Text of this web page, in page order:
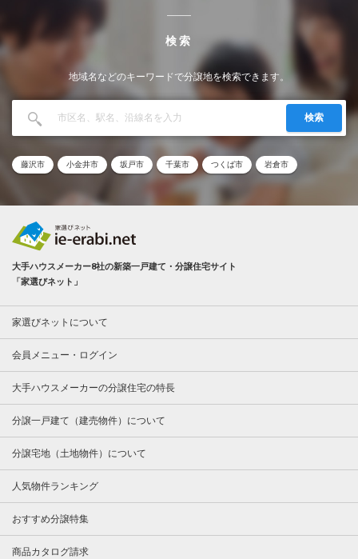
検索
地域名などのキーワードで分譲地を検索できます。
検索
藤沢市 小金井市 坂戸市 千葉市 つくば市 岩倉市
大手ハウスメーカー8社の新築一戸建て・分譲住宅サイト
「家選びネット」
家選びネットについて
会員メニュー・ログイン
大手ハウスメーカーの分譲住宅の特長
分譲一戸建て（建売物件）について
分譲宅地（土地物件）について
人気物件ランキング
おすすめ分譲特集
商品カタログ請求